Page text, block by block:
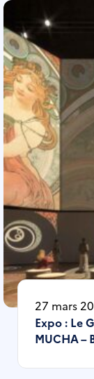
27 mars
Expo : Le
MUCHA –